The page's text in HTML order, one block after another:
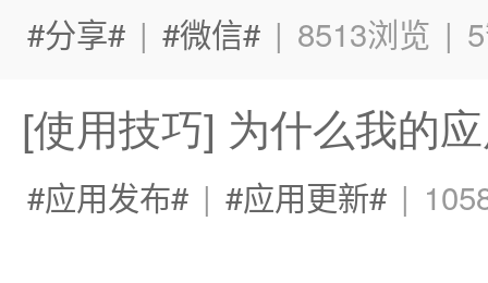
分享 | 微信 | 8513浏览 |
[使用技巧] 为什么我的
应用发布 | 应用更新 |